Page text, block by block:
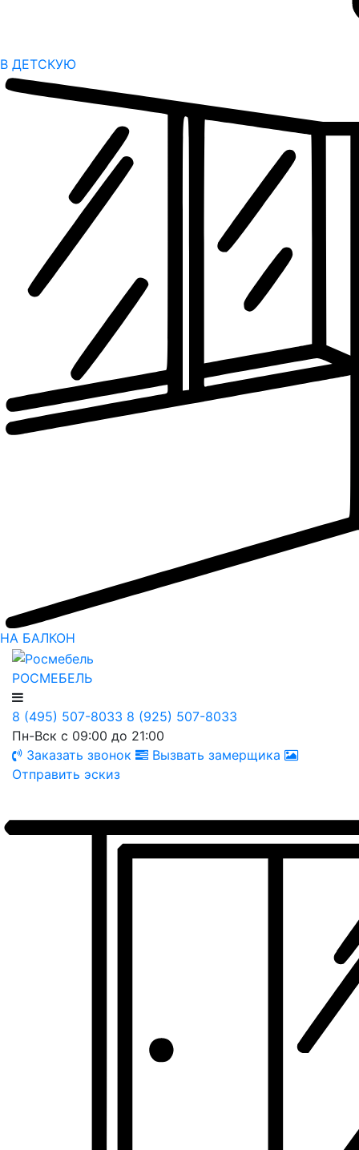
В ДЕТСКУЮ
НА БАЛКОН
РОСМЕБЕЛЬ
8 (495) 507-8033 8 (925) 507-8033
Пн-Вск с 09:00 до 21:00
Заказать звонок
Вызвать замерщика
Отправить эскиз